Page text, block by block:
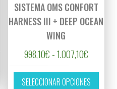
Este producto tiene múltiples variantes.
SISTEMA OMS CONFORT
HARNESS III + DEEP OCEAN
WING
998,10€ -1.007,10€Rango
SELECCIONAR OPCIONES
Este